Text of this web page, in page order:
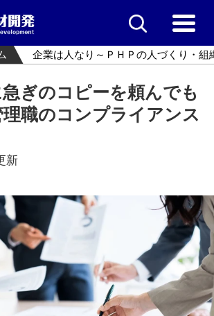
企業は人なり～ＰＨＰの人づくり・組
ぎのコピーを頼んでも
職のコンプライアンス
新